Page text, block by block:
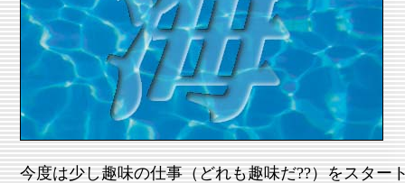
今度は少し趣味の仕事（どれも趣味だ??）をスター